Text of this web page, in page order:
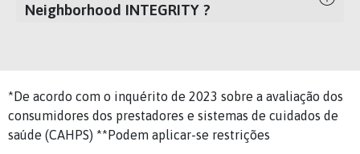
Neighborhood INTEGRITY ?
*De acordo com o inquérito de 2023 sobre a avaliação dos
consumidores dos prestadores e sistemas de cuidados de
saúde (CAHPS) **Podem aplicar-se restrições